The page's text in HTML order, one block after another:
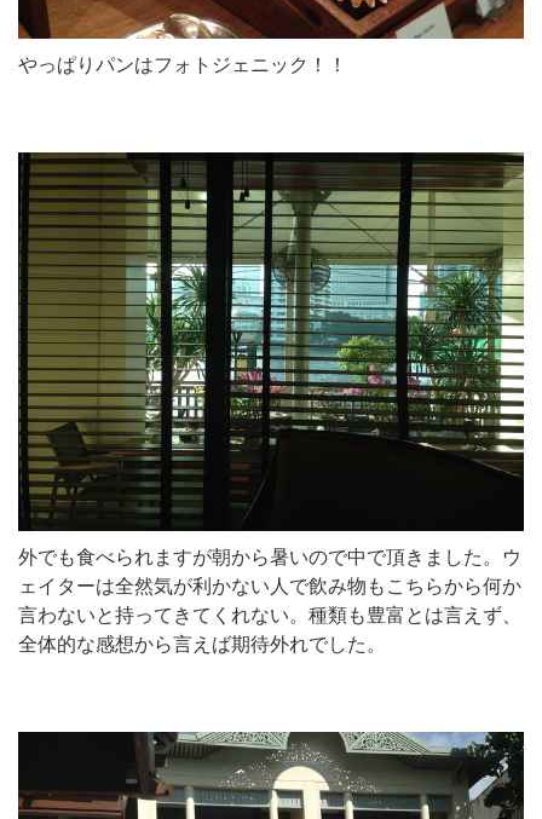
やっぱりパンはフォトジェニック！！
外でも食べられますが朝から暑いので中で頂きました。ウ
ェイターは全然気が利かない人で飲み物もこちらから何か
言わないと持ってきてくれない。種類も豊富とは言えず、
全体的な感想から言えば期待外れでした。